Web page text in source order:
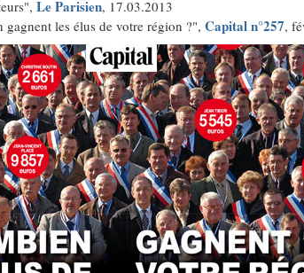
Le Parisien, 17.03.2013
les élus de votre région ?", Capital n°257,